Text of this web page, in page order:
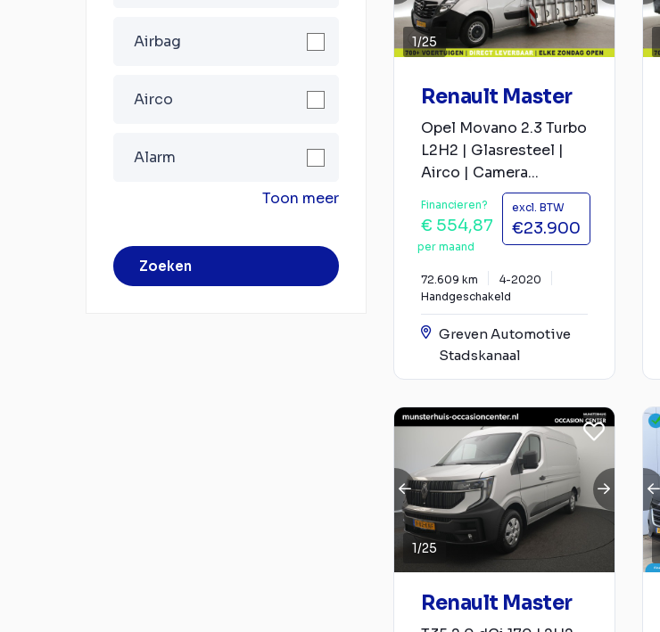
Airbag
Airco
Alarm
Toon meer
Zoeken
1/25
Renault Master
Opel Movano 2.3 Turbo
L2H2 | Glasresteel |
Airco | Camera...
Financieren?
€ 554,87
per maand
excl. BTW
€23.900
72.609 km
4-2020
Handgeschakeld
Greven Automotive
Stadskanaal
1/25
Renault Master